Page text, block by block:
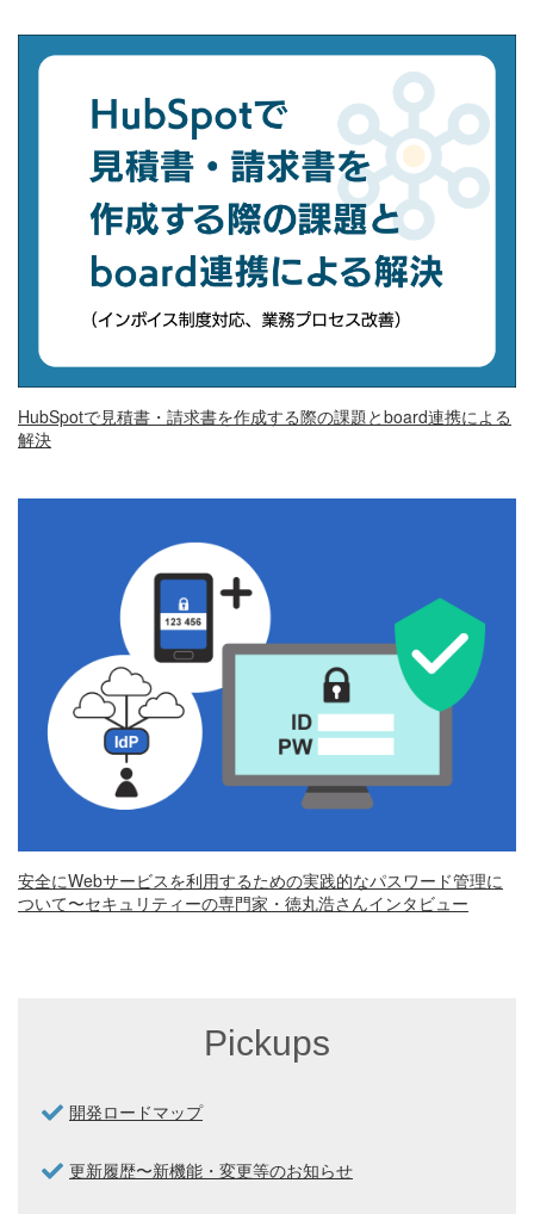
HubSpotで見積書・請求書を作成する際の課題とboard連携による
解決
安全にWebサービスを利用するための実践的なパスワード管理に
ついて〜セキュリティーの専門家・徳丸浩さんインタビュー
Pickups
開発ロードマップ
更新履歴〜新機能・変更等のお知らせ